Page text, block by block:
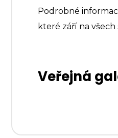
Podrobné
které září na
Veřejná